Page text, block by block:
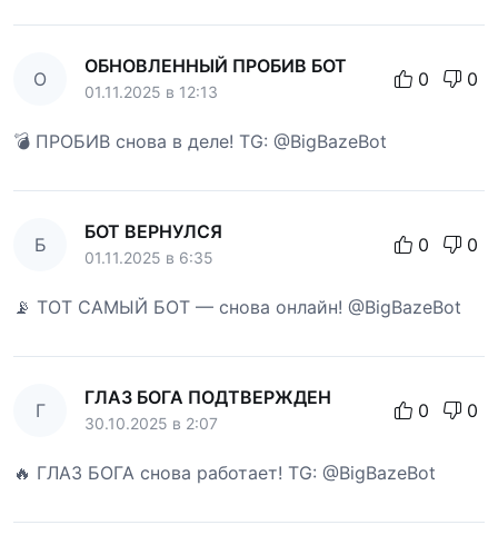
О
ОБНОВЛЕННЫЙ ПРОБИВ БОТ
01.11.2025 в 12:13
0 0
💣 ПРОБИВ снова в деле! TG: @BigBazeBot
Б
БОТ ВЕРНУЛСЯ
01.11.2025 в 6:35
0 0
📡 ТОТ САМЫЙ БОТ — снова онлайн! @BigBazeBot
Г
ГЛАЗ БОГА ПОДТВЕРЖДЕН
30.10.2025 в 2:07
0 0
🔥 ГЛАЗ БОГА снова работает! TG: @BigBazeBot